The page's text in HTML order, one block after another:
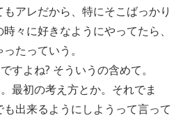
アレだから、特にそこばっかり
々に好きなようにやってたら、
たっていう。
すよね? そういうの含めて。
最初の考え方とか。それでま
出来るようにしようって言って